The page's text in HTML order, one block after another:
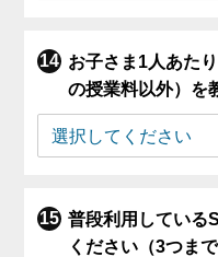
お子さま1人あた
の授業料以外）を
普段利用している
ください（3つまで